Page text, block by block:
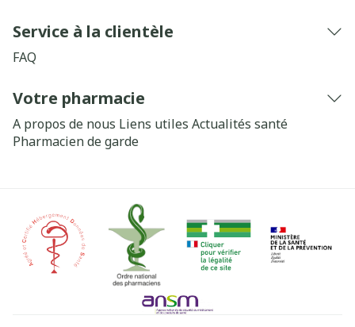
Service à la clientèle
FAQ
Votre pharmacie
A propos de nous Liens utiles Actualités santé
Pharmacien de garde